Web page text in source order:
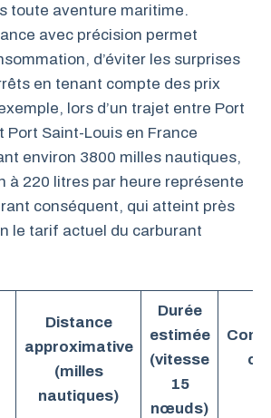
toute aventure maritime.
avec précision permet
d’éviter les surprises
en tenant compte des prix
lors d’un trajet entre Port
Port Saint-Louis en France
environ 3800 milles nautiques,
à 220 litres par heure représente
conséquent, qui atteint près
le tarif actuel du carburant
Distance
approximative
(milles
nautiques)
Durée
estimée
(vitesse
15
nœuds)